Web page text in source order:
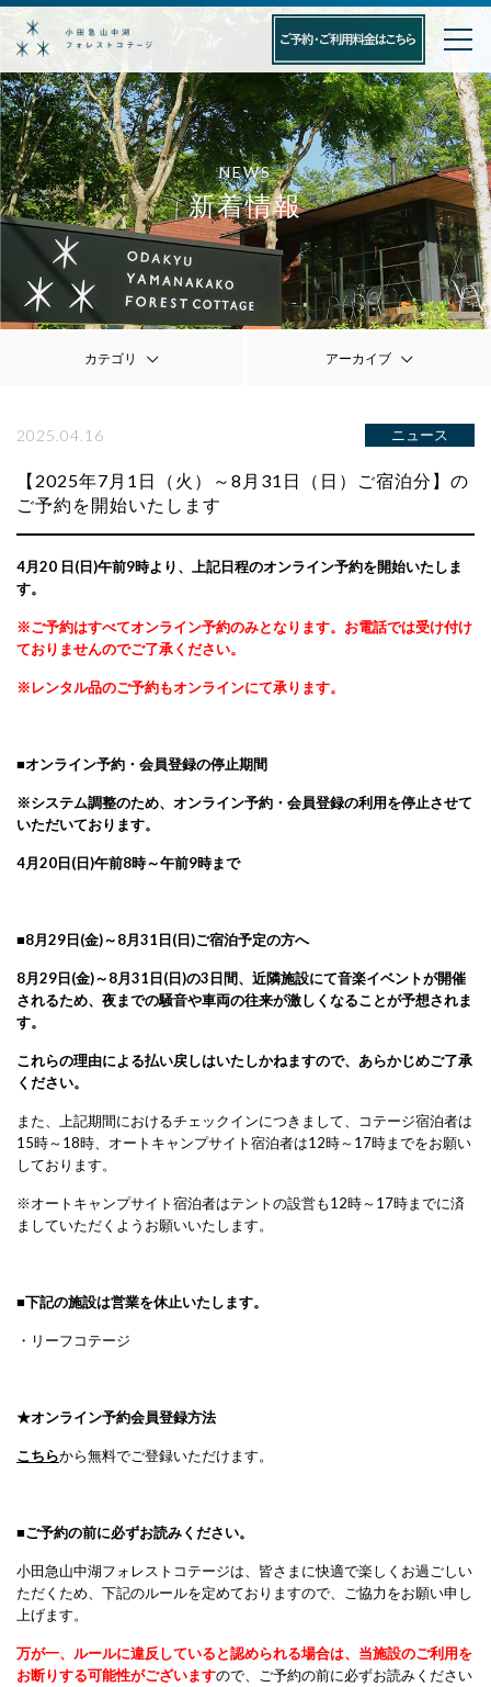
NEWS
新着情報
カテゴリ アーカイブ
2025.04.16 ニュース
【2025年7月1日（火）～8月31日（日）ご宿泊分】の
ご予約を開始いたします
4月20 日(日)午前9時より、上記日程のオンライン予約を開始いたしま
す。
※ご予約はすべてオンライン予約のみとなります。お電話では受け付け
ておりませんのでご了承ください。
※レンタル品のご予約もオンラインにて承ります。
■オンライン予約・会員登録の停止期間
※システム調整のため、 オンライン予約・会員登録の利用を停止させて
いただいております。
4月20日(日)午前8時～午前9時まで
■8月29日(金)～8月31日(日)ご宿泊予定の方へ
8月29日(金)～8月31日(日)の3日間、近隣施設にて音楽イベントが開催
されるため、夜までの騒音や車両の往来が激しくなることが予想されま
す。
これらの理由による払い戻しはいたしかねますので、あらかじめご了承
ください。
また、上記期間におけるチェックインにつきまして、コテージ宿泊者は
15時～18時、オートキャンプサイト宿泊者は12時～17時までをお願い
しております。
※オートキャンプサイト宿泊者はテントの設営も12時～17時までに済
ましていただくようお願いいたします。
■下記の施設は営業を休止いたします。
・リーフコテージ
★オンライン予約会員登録方法
こちらから無料でご登録いただけます。
■ご予約の前に必ずお読みください。
小田急山中湖フォレストコテージは、皆さまに快適で楽しくお過ごしい
ただくため、下記のルールを定めておりますので、ご協力をお願い申し
上げます。
万が一、ルールに違反していると認められる場合は、当施設のご利用を
お断りする可能性がございますので、ご予約の前に必ずお読みください